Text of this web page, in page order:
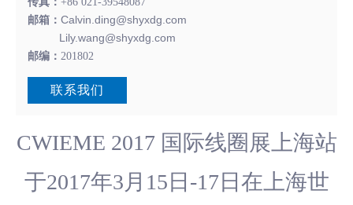
邮箱： Calvin.ding@shyxdg.com
Lily.wang@shyxdg.com
邮编： 201802
联系我们
CWIEME 2017 国际线圈展上海站
于2017年3月15日-17日在上海世